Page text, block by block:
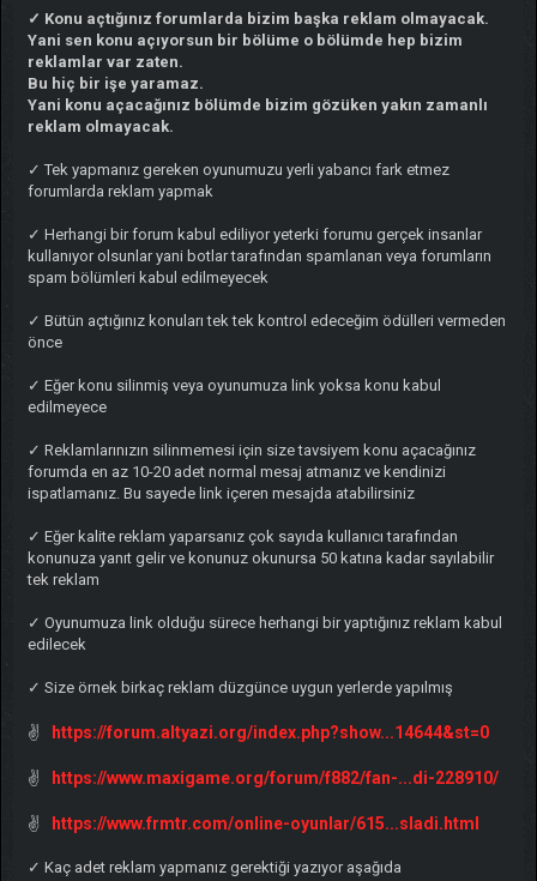
✓ Konu açtığınız forumlarda bizim başka reklam olmayacak.
Yani sen konu açıyorsun bir bölüme o bölümde hep bizim
reklamlar var zaten.
Bu hiç bir işe yaramaz.
Yani konu açacağınız bölümde bizim gözüken yakın zamanlı
reklam olmayacak.
✓ Tek yapmanız gereken oyunumuzu yerli yabancı fark etmez
forumlarda reklam yapmak
✓ Herhangi bir forum kabul ediliyor yeterki forumu gerçek insanlar
kullanıyor olsunlar yani botlar tarafından spamlanan veya forumların
spam bölümleri kabul edilmeyecek
✓ Bütün açtığınız konuları tek tek kontrol edeceğim ödülleri vermeden
önce
✓ Eğer konu silinmiş veya oyunumuza link yoksa konu kabul
edilmeyece
✓ Reklamlarınızın silinmemesi için size tavsiyem konu açacağınız
forumda en az 10-20 adet normal mesaj atmanız ve kendinizi
ispatlamanız. Bu sayede link içeren mesajda atabilirsiniz
✓ Eğer kalite reklam yaparsanız çok sayıda kullanıcı tarafından
konunuza yanıt gelir ve konunuz okunursa 50 katına kadar sayılabilir
tek reklam
✓ Oyunumuza link olduğu sürece herhangi bir yaptığınız reklam kabul
edilecek
✓ Size örnek birkaç reklam düzgünce uygun yerlerde yapılmış
✌ https://forum.altyazi.org/index.php?show...14644&st=0
✌ https://www.maxigame.org/forum/f882/fan-...di-228910/
✌ https://www.frmtr.com/online-oyunlar/615...sladi.html
✓ Kaç adet reklam yapmanız gerektiği yazıyor aşağıda